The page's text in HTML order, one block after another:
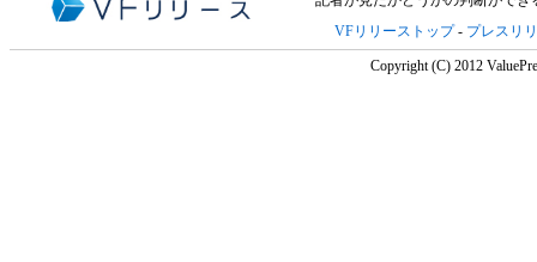
VFリリーストップ- プレスリ
Copyright (C) 2012